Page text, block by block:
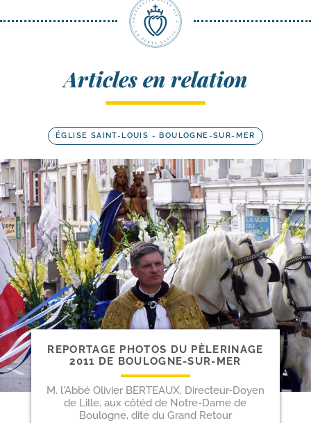
Articles en relation
ÉGLISE SAINT-LOUIS - BOULOGNE-SUR-MER
REPORTAGE PHOTOS DU PÈLERINAGE
2011 DE BOULOGNE-SUR-MER
M. l'Abbé Olivier BERTEAUX, Directeur-Doyen
de Lille, aux côtéd de Notre-Dame de
Boulogne, dite du Grand Retour